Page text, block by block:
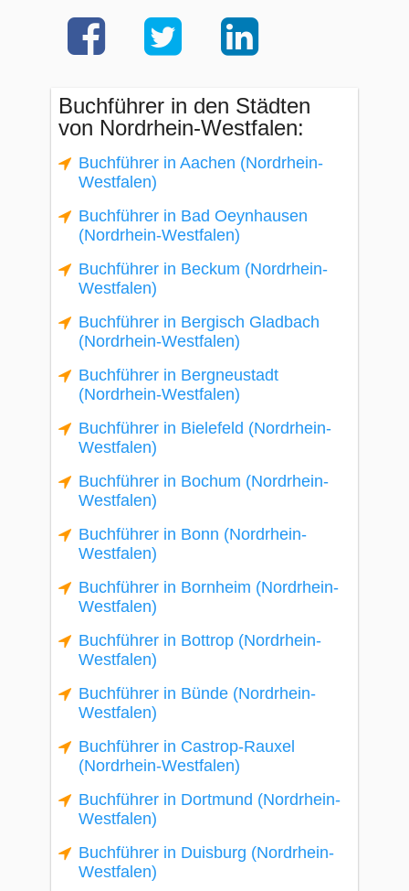
Buchführer in den Städten
von Nordrhein-Westfalen:
Buchführer in Aachen (Nordrhein-
Westfalen)
Buchführer in Bad Oeynhausen
(Nordrhein-Westfalen)
Buchführer in Beckum (Nordrhein-
Westfalen)
Buchführer in Bergisch Gladbach
(Nordrhein-Westfalen)
Buchführer in Bergneustadt
(Nordrhein-Westfalen)
Buchführer in Bielefeld (Nordrhein-
Westfalen)
Buchführer in Bochum (Nordrhein-
Westfalen)
Buchführer in Bonn (Nordrhein-
Westfalen)
Buchführer in Bornheim (Nordrhein-
Westfalen)
Buchführer in Bottrop (Nordrhein-
Westfalen)
Buchführer in Bünde (Nordrhein-
Westfalen)
Buchführer in Castrop-Rauxel
(Nordrhein-Westfalen)
Buchführer in Dortmund (Nordrhein-
Westfalen)
Buchführer in Duisburg (Nordrhein-
Westfalen)